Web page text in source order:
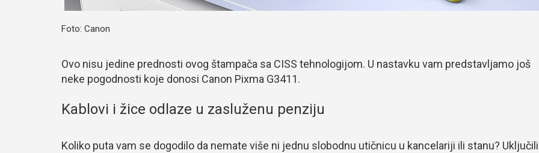
Foto: Canon
Ovo nisu jedine prednosti ovog štampača sa CISS tehnologijom. U nastavku vam predstavljamo još
neke pogodnosti koje donosi Canon Pixma G3411.
Kablovi i žice odlaze u zasluženu penziju
Koliko puta vam se dogodilo da nemate više ni jednu slobodnu utičnicu u kancelariji ili stanu? Uključili